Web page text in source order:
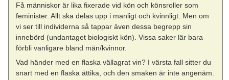
Få människor är lika fixerade vid kön och könsroller som
feminister. Allt ska delas upp i manligt och kvinnligt. Men om
vi ser till individerna så tappar även dessa begrepp sin
innebörd (undantaget biologiskt kön). Vissa saker lär bara
förbli vanligare bland män/kvinnor.
Vad händer med en flaska vällagrat vin? I värsta fall sitter du
snart med en flaska ättika, och den smaken är inte angenäm.